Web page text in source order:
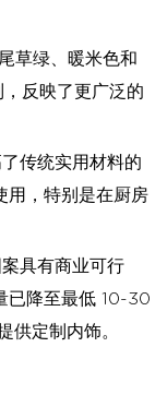
草绿、暖米色和
反映了更广泛的
传统实用材料的
用，特别是在厨房
具有商业可行
已降至最低 10-30
供定制内饰。